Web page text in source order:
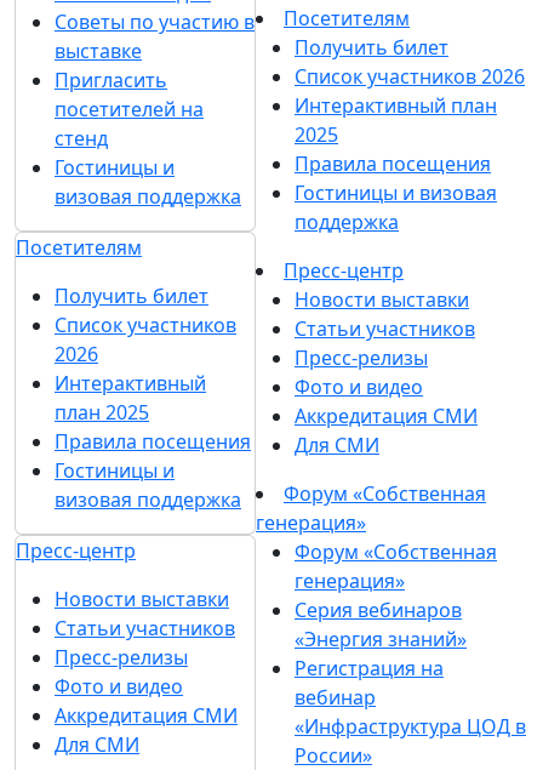
Советы по участию в
выставке
Пригласить
посетителей на
стенд
Гостиницы и
визовая поддержка
Посетителям
Получить билет
Список участников
2026
Интерактивный
план 2025
Правила посещения
Гостиницы и
визовая поддержка
Пресс-центр
Новости выставки
Статьи участников
Пресс-релизы
Фото и видео
Аккредитация СМИ
Для СМИ
Посетителям
Получить билет
Список участников 2026
Интерактивный план
2025
Правила посещения
Гостиницы и визовая
поддержка
Пресс-центр
Новости выставки
Статьи участников
Пресс-релизы
Фото и видео
Аккредитация СМИ
Для СМИ
Форум «Собственная
генерация»
Форум «Собственная
генерация»
Серия вебинаров
«Энергия знаний»
Регистрация на
вебинар
«Инфраструктура ЦОД в
России»